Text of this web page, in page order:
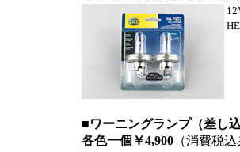
■ワーニングランプ（差し
各色一個￥4,900（消費税込